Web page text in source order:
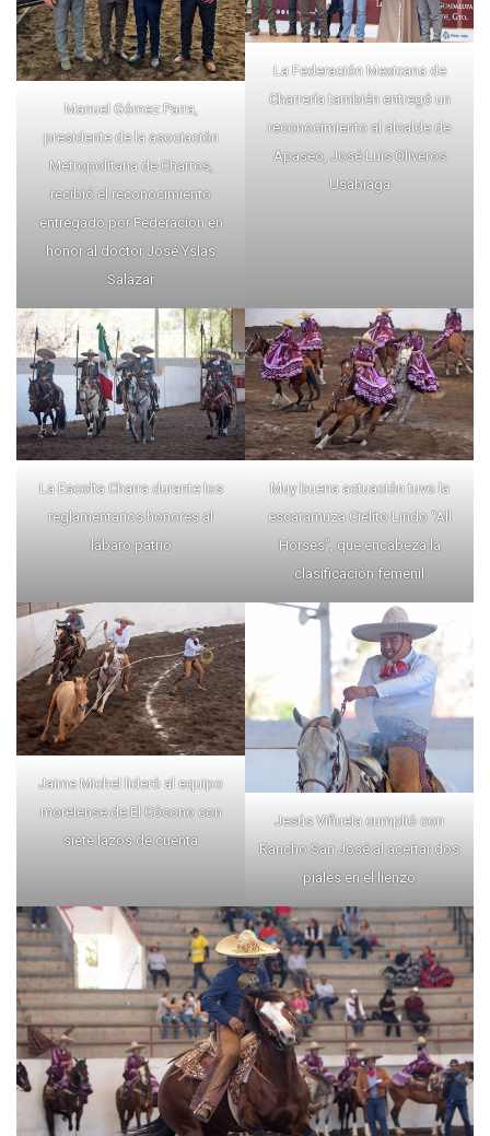
Manuel Gómez Parra,
presidente de la asociación
Metropolitana de Charros,
recibió el reconocimiento
entregado por Federación en
honor al doctor José Yslas
Salazar
La Federación Mexicana de
Charrería también entregó un
reconocimiento al alcalde de
Apaseo, José Luis Oliveros
Usabiaga
La Escolta Charra durante los
reglamentarios honores al
lábaro patrio
Muy buena actuación tuvo la
escaramuza Cielito Lindo “All
Horses”, que encabeza la
clasificación femenil
Jaime Michel lideró al equipo
morelense de El Cócono con
siete lazos de cuenta
Jesús Viñuela cumplió con
Rancho San José al acertar dos
piales en el lienzo